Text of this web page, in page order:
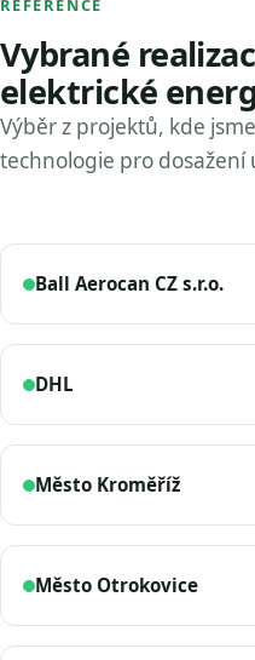
REFERENCE
Vybrané
elektrické
Výběr z projektů, kde
technologie pro
Ball Aerocan CZ s.r.o.
DHL
Město Kroměříž
Město Otrokovice